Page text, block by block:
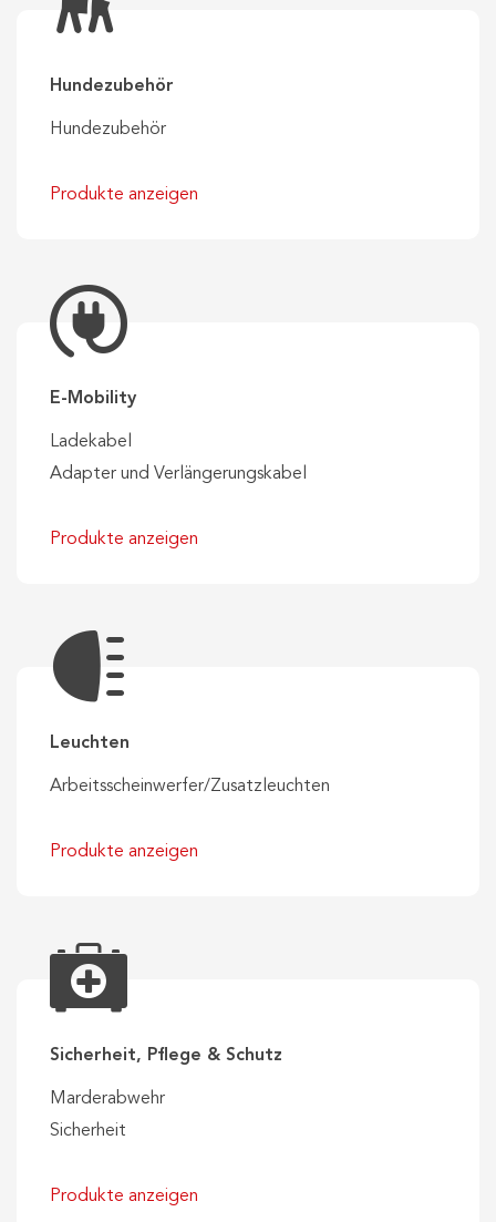
Hundezubehör
Hundezubehör
Produkte anzeigen
E-Mobility
Ladekabel
Adapter und Verlängerungskabel
Produkte anzeigen
Leuchten
Arbeitsscheinwerfer/Zusatzleuchten
Produkte anzeigen
Sicherheit, Pflege & Schutz
Marderabwehr
Sicherheit
Produkte anzeigen